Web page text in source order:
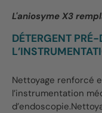
L'aniosyme X3
DÉTERGENT
Nettoyage renforcé
l’instrumentation